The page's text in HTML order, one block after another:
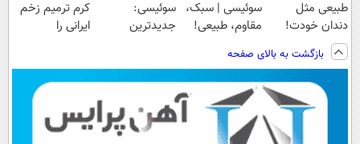
طبیعی مثل
دندان خودت!
نصب آسان و
پرداخت اقساطی
💳 📍 تهران
سوئیسی | سبک،
مقاوم، طبیعی!
رایگان+پرداخت
اقساطی😍
سوئیسی:
جدیدترین
پرداخت قسطی
کرم ترمیم زخم
ایرانی را
بازگشت به بالای صفحه